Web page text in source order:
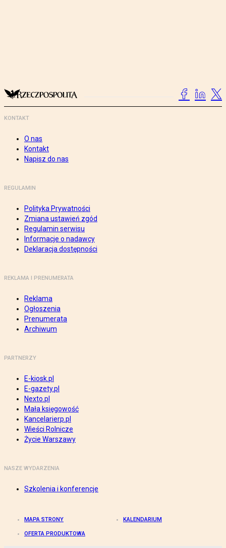
KONTAKT
O nas
Kontakt
Napisz do nas
REGULAMIN
Polityka Prywatności
Zmiana ustawień zgód
Regulamin serwisu
Informacje o nadawcy
Deklaracja dostępności
REKLAMA I PRENUMERATA
Reklama
Ogłoszenia
Prenumerata
Archiwum
PARTNERZY
E-kiosk.pl
E-gazety.pl
Nexto.pl
Mała księgowość
Kancelarierp.pl
Wieści Rolnicze
Życie Warszawy
NASZE WYDARZENIA
Szkolenia i konferencje
MAPA STRONY KALENDARIUM
OFERTA PRODUKTOWA